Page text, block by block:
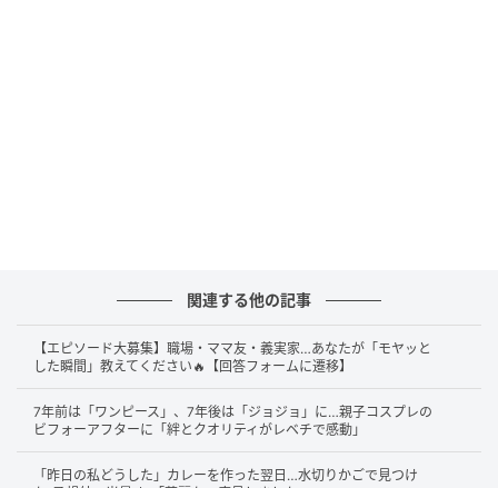
投稿者さんの動画では、お弁当作りで見落としがちな
食中毒予防のポイントが5つ紹介されています。
関連する他の記事
【エピソード大募集】職場・ママ友・義実家…あなたが「モヤッと
した瞬間」教えてください🔥【回答フォームに遷移】
7年前は「ワンピース」、7年後は「ジョジョ」に…親子コスプレの
ビフォーアフターに「絆とクオリティがレベチで感動」
「昨日の私どうした」カレーを作った翌日…水切りかごで見つけ